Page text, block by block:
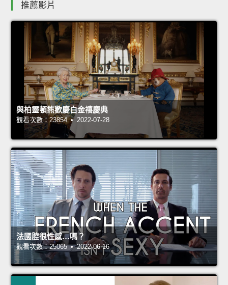
推薦影片
與柏靈頓熊歡慶白金禧慶典
觀看次數：23854 • 2022-07-28
法國腔很性感…嗎？
觀看次數：25065 • 2022-06-16